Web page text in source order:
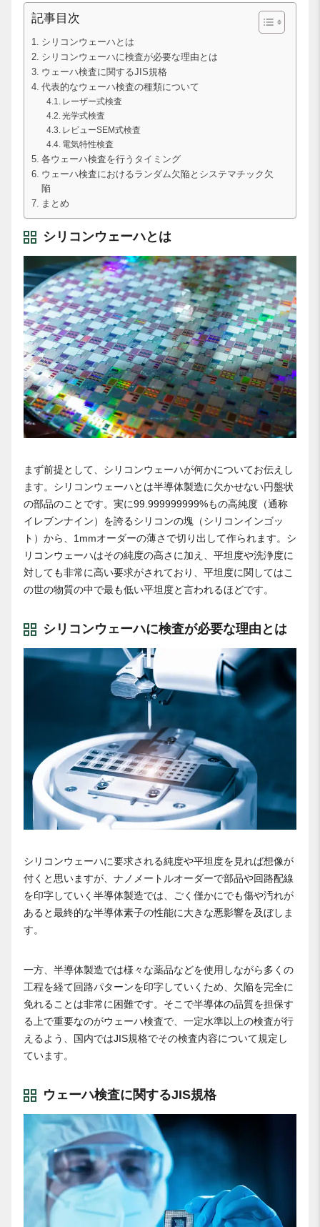
記事目次
シリコンウェーハとは
シリコンウェーハに検査が必要な理由とは
ウェーハ検査に関するJIS規格
代表的なウェーハ検査の種類について
レーザー式検査
光学式検査
レビューSEM式検査
電気特性検査
各ウェーハ検査を行うタイミング
ウェーハ検査におけるランダム欠陥とシステマチック欠
陥
まとめ
シリコンウェーハとは
まず前提として、シリコンウェーハが何かについてお伝えし
ます。シリコンウェーハとは半導体製造に欠かせない円盤状
の部品のことです。実に99.999999999%もの高純度（通称
イレブンナイン）を誇るシリコンの塊（シリコンインゴッ
ト）から、1mmオーダーの薄さで切り出して作られます。シ
リコンウェーハはその純度の高さに加え、平坦度や洗浄度に
対しても非常に高い要求がされており、平坦度に関してはこ
の世の物質の中で最も低い平坦度と言われるほどです。
シリコンウェーハに検査が必要な理由とは
シリコンウェーハに要求される純度や平坦度を見れば想像が
付くと思いますが、ナノメートルオーダーで部品や回路配線
を印字していく半導体製造では、ごく僅かにでも傷や汚れが
あると最終的な半導体素子の性能に大きな悪影響を及ぼしま
す。
一方、半導体製造では様々な薬品などを使用しながら多くの
工程を経て回路パターンを印字していくため、欠陥を完全に
免れることは非常に困難です。そこで半導体の品質を担保す
る上で重要なのがウェーハ検査で、一定水準以上の検査が行
えるよう、国内ではJIS規格でその検査内容について規定し
ています。
ウェーハ検査に関するJIS規格